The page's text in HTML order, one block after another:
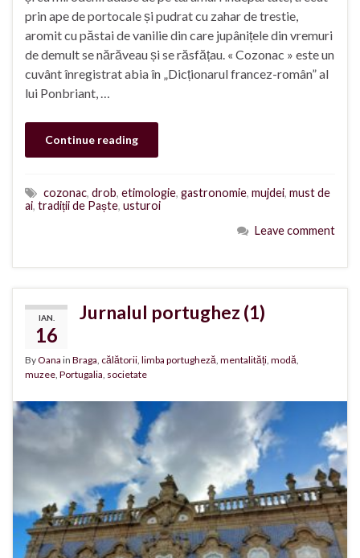
prin ape de portocale și pudrat cu zahar de trestie,
aromit cu păstai de vanilie din care jupânițele din vremuri
de demult se nărăveau și se răsfățau. « Cozonac » este un
cuvânt înregistrat abia în „Dicționarul francez-român” al
lui Ponbriant, …
Continue reading
cozonac, drob, etimologie, gastronomie, mujdei, must de
ai, tradiții de Paște, usturoi
Leave comment
IAN.
16
Jurnalul portughez (1)
ByOana in Braga călătorii limba portugheză mentalități modă
muzee Portugalia societate